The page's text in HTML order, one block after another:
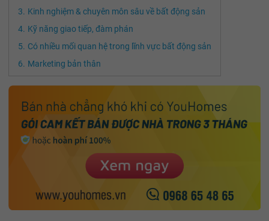
Kinh nghiệm & chuyên môn sâu về bất động sản
Kỹ năng giao tiếp, đàm phán
Có nhiều mối quan hệ trong lĩnh vực bất động sản
Marketing bản thân